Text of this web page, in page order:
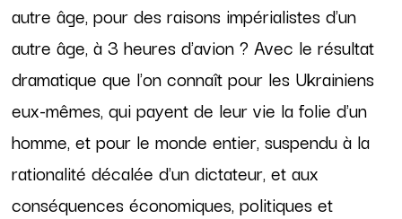
autre âge, pour des raisons impérialistes d'un
autre âge, à 3 heures d'avion ? Avec le résultat
dramatique que l'on connaît pour les Ukrainiens
eux-mêmes, qui payent de leur vie la folie d'un
homme, et pour le monde entier, suspendu à la
rationalité décalée d'un dictateur, et aux
conséquences économiques, politiques et